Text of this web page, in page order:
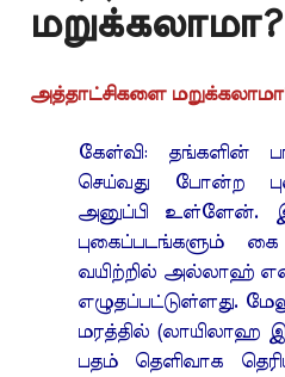
மறுக்கலாமா?
அத்தாட்சிகளை
கேள்வி: தங்களின்
செய்வது போன்ற
அனுப்பி உள்ளேன்.
வயிற்றில் அல்லாஹ்
எழுதப்பட்டுள்ளது.
மரத்தில்
பதம் தெளிவாக